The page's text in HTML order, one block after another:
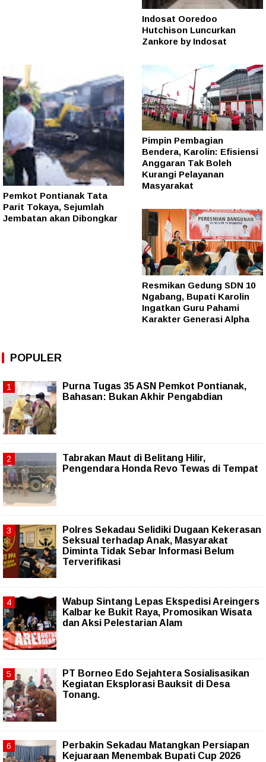
Indosat Ooredoo
Hutchison Luncurkan
Zankore by Indosat
Pemkot Pontianak Tata
Parit Tokaya, Sejumlah
Jembatan akan Dibongkar
Pimpin Pembagian
Bendera, Karolin: Efisiensi
Anggaran Tak Boleh
Kurangi Pelayanan
Masyarakat
Resmikan Gedung SDN 10
Ngabang, Bupati Karolin
Ingatkan Guru Pahami
Karakter Generasi Alpha
POPULER
Purna Tugas 35 ASN Pemkot Pontianak,
Bahasan: Bukan Akhir Pengabdian
Tabrakan Maut di Belitang Hilir,
Pengendara Honda Revo Tewas di Tempat
Polres Sekadau Selidiki Dugaan Kekerasan
Seksual terhadap Anak, Masyarakat
Diminta Tidak Sebar Informasi Belum
Terverifikasi
Wabup Sintang Lepas Ekspedisi Areingers
Kalbar ke Bukit Raya, Promosikan Wisata
dan Aksi Pelestarian Alam
PT Borneo Edo Sejahtera Sosialisasikan
Kegiatan Eksplorasi Bauksit di Desa
Tonang.
Perbakin Sekadau Matangkan Persiapan
Kejuaraan Menembak Bupati Cup 2026